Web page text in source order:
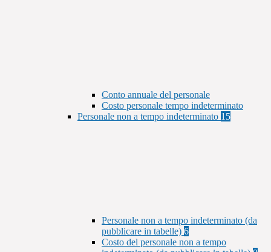
Conto annuale del personale
Costo personale tempo indeterminato
Personale non a tempo indeterminato 15
Personale non a tempo indeterminato (da
pubblicare in tabelle) 6
Costo del personale non a tempo